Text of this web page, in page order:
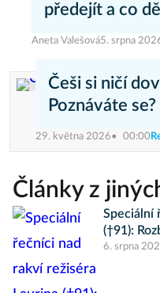
předejít a co
Aneta Valešová5. srpna
Češi si ničí
Poznáváte se?
29. května 2026 00:00
Články z
Speciální
(†91):
6. srpna